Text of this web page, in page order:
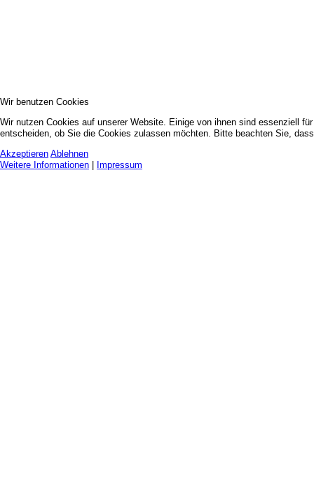
Wir benutzen Cookies
Wir nutzen Cookies auf unserer Website. Einige von ihnen sind essenziell
entscheiden, ob Sie die Cookies zulassen möchten. Bitte beachten Sie,
Akzeptieren Ablehnen
Weitere Informationen
Impressum